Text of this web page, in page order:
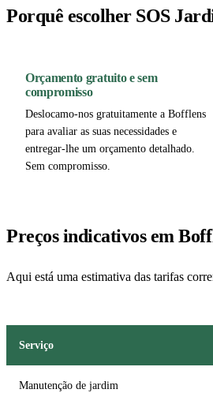
Porquê escolher SOS
Orçamento gratuito e sem
compromisso
Deslocamo-nos gratuitamente a Bofflens
para avaliar as suas necessidades e
entregar-lhe um orçamento detalhado.
Sem compromisso.
Preços indicativos em
Aqui está uma estimativa das tarifas
Serviço
Manutenção de jardim